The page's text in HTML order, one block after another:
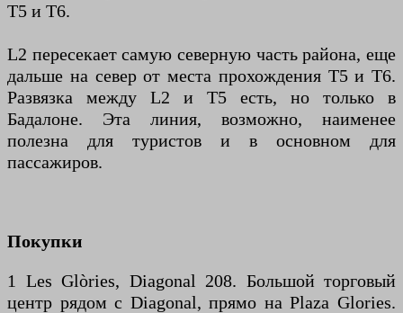
Т5 и Т6.
L2 пересекает самую северную часть района, еще
дальше на север от места прохождения T5 и T6.
Развязка между L2 и T5 есть, но только в
Бадалоне. Эта линия, возможно, наименее
полезна для туристов и в основном для
пассажиров.
Покупки
1 Les Glòries, Diagonal 208. Большой торговый
центр рядом с Diagonal, прямо на Plaza Glories.